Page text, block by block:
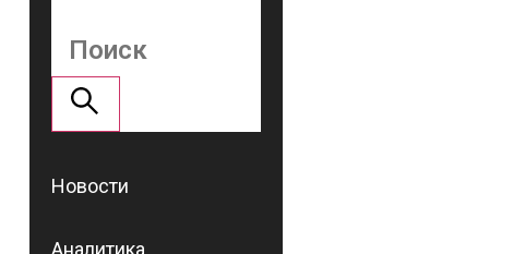
Новости
Аналитика